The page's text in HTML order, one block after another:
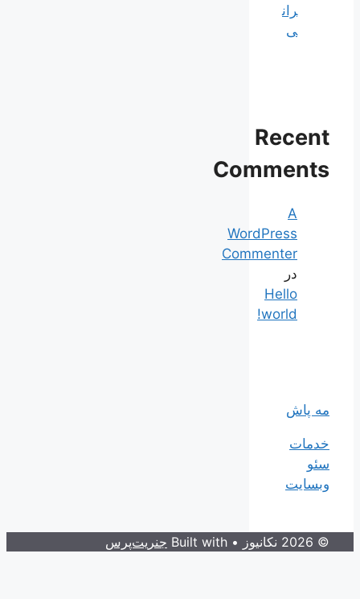
ران
ی
Recent
Comments
A
WordPress
Commenter
در
Hello
world!
مه پاش
خدمات
سئو
وبسایت
© 2026 نکانیوز • Built with جنریت‌پرس